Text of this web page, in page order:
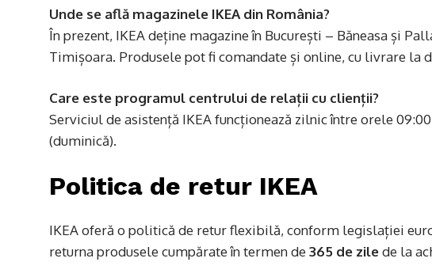
Unde se află magazinele IKEA din România?
În prezent, IKEA deține magazine în București – Băneasa și
Timișoara. Produsele pot fi comandate și online, cu livrare la
Care este programul centrului de relații cu clienții?
Serviciul de asistență IKEA funcționează zilnic între orele
(duminică).
Politica de retur IKEA
IKEA oferă o politică de retur flexibilă, conform legislației
returna produsele cumpărate în termen de 365 de zilede la